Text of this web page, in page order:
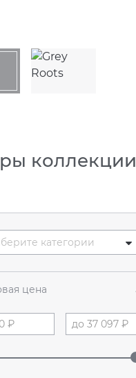
коллекции
категории
цена